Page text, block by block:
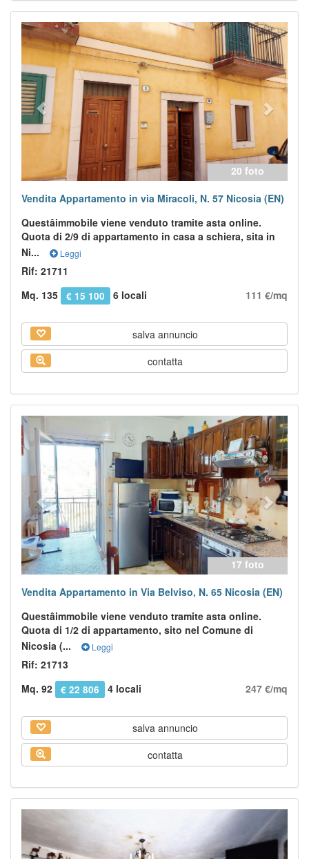
20 foto
Previous Next
Vendita Appartamento in via Miracoli, N. 57 Nicosia (EN)
Questâimmobile viene venduto tramite asta online.
Quota di 2/9 di appartamento in casa a schiera, sita in
Ni...
Leggi
Rif: 21711
Mq. 135
€ 15 100 6 locali 111 €/mq
salva annuncio
contatta
17 foto
Previous Next
Vendita Appartamento in Via Belviso, N. 65 Nicosia (EN)
Questâimmobile viene venduto tramite asta online.
Quota di 1/2 di appartamento, sito nel Comune di
Nicosia (...
Leggi
Rif: 21713
Mq. 92
€ 22 806 4 locali 247 €/mq
salva annuncio
contatta
Previous Next